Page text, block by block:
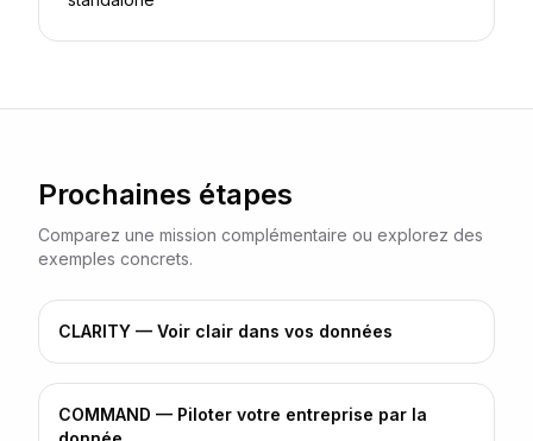
Prochaines étapes
Comparez une mission complémentaire ou explorez des
exemples concrets.
CLARITY — Voir clair dans vos données
COMMAND — Piloter votre entreprise par la